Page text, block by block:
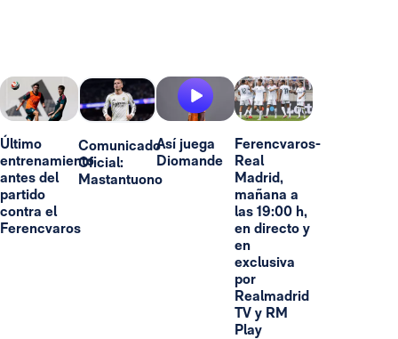
Último
entrenamiento
antes del
partido
contra el
Ferencvaros
Comunicado
Oficial:
Mastantuono
Así juega
Diomande
Ferencvaros-
Real
Madrid,
mañana a
las 19:00 h,
en directo y
en
exclusiva
por
Realmadrid
TV y RM
Play